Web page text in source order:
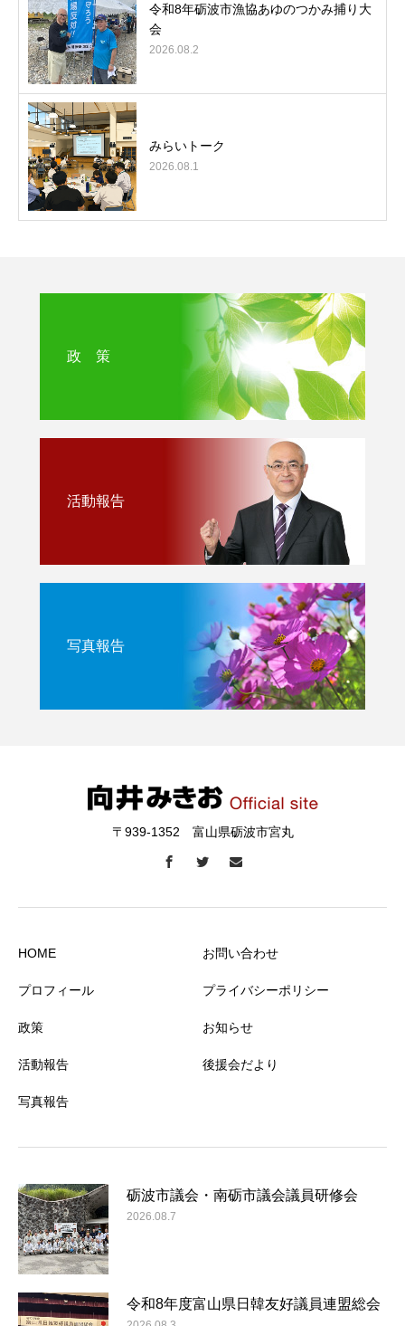
令和8年砺波市漁協あゆのつかみ捕り大
会
2026.08.2
みらいトーク
2026.08.1
政 策
活動報告
写真報告
〒939-1352 富山県砺波市宮丸
HOME
プロフィール
政策
活動報告
写真報告
お問い合わせ
プライバシーポリシー
お知らせ
後援会だより
砺波市議会・南砺市議会議員研修会
2026.08.7
令和8年度富山県日韓友好議員連盟総会